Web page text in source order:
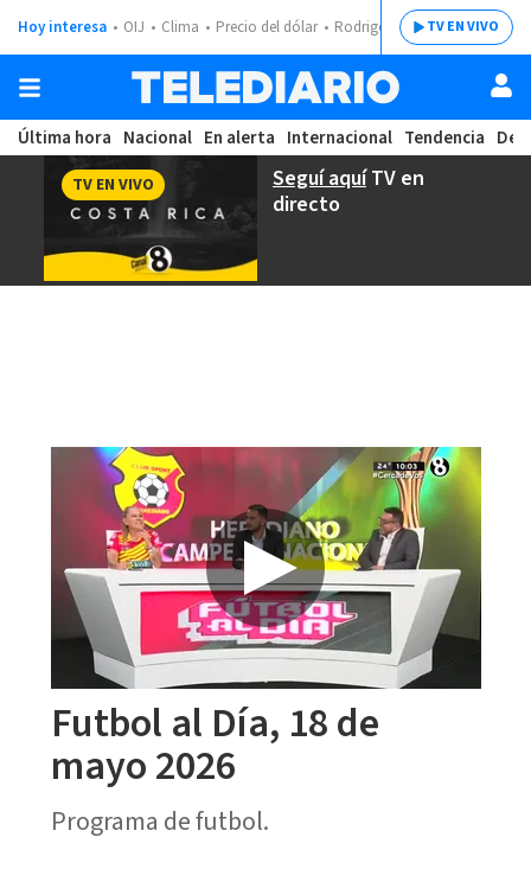
Hoy interesa OIJ Clima Precio del dólar Rodrigo ChavesTV EN VIVO
Última hora Nacional En alerta Internacional Tendencia
Seguí aquíTV en
directo
TV EN VIVO
Futbol al Día, 18 de
mayo 2026
Programa de futbol.